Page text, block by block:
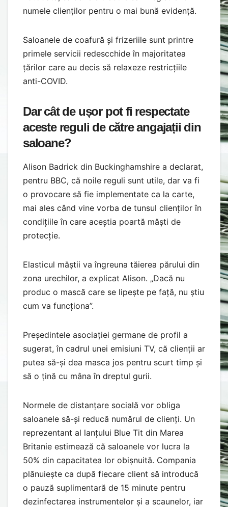
numele clienților pentru o mai bună evidență.
Saloanele de coafură și frizeriile sunt printre
primele servicii redescchide în majoritatea
țărilor care au decis să relaxeze restricțiile
anti-COVID.
Dar cât de ușor pot fi respectate
aceste reguli de către angajații din
saloane?
Alison Badrick din Buckinghamshire a declarat,
pentru BBC, că noile reguli sunt utile, dar va fi
o provocare să fie implementate ca la carte,
mai ales când vine vorba de tunsul clienților în
condițiile în care aceștia poartă măști de
protecție.
Elasticul măștii va îngreuna tăierea părului din
zona urechilor, a explicat Alison. „Dacă nu
produc o mască care se lipește pe față, nu știu
cum va funcționa”.
Președintele asociației germane de profil a
sugerat, în cadrul unei emisiuni TV, că clienții ar
putea să-și dea masca jos pentru scurt timp și
să o țină cu mâna în dreptul gurii.
Normele de distanțare socială vor obliga
saloanele să-și reducă numărul de clienți. Un
reprezentant al lanțului Blue Tit din Marea
Britanie estimează că saloanele vor lucra la
50% din capacitatea lor obișnuită. Compania
plănuiește ca după fiecare client să introducă
o pauză suplimentară de 15 minute pentru
dezinfectarea instrumentelor și a scaunelor, iar